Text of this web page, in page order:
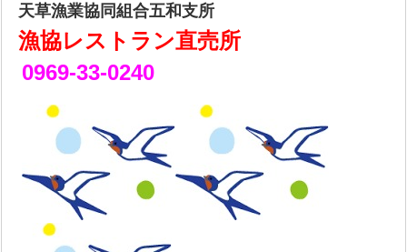
天草漁業協同組合五和支所
漁協レストラン直売所
0969-33-0240